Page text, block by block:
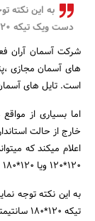
به این نکته
دست ویک تیکه 120*180 سانتیمتر میباشد
شرکت آسمان آران
های آسمان مجازی
است. تایل های آسمان مجازی
اما بسیاری از
خارج از حالت
اعلام میکند که
120*120 ویا 120*180 و یا 90*80 و... تولید نماید
به این نکته توجه
تیکه 120*180 سانتیمتر است